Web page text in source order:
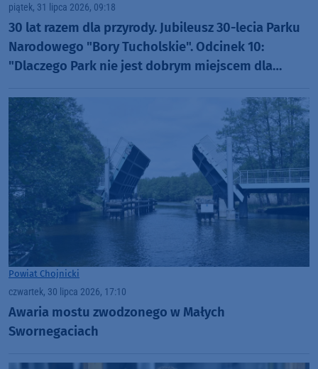
piątek, 31 lipca 2026, 09:18
30 lat razem dla przyrody. Jubileusz 30-lecia Parku
Narodowego "Bory Tucholskie". Odcinek 10:
"Dlaczego Park nie jest dobrym miejscem dla
(WIDEO)
Powiat Chojnicki
czwartek, 30 lipca 2026, 17:10
Awaria mostu zwodzonego w Małych
Swornegaciach